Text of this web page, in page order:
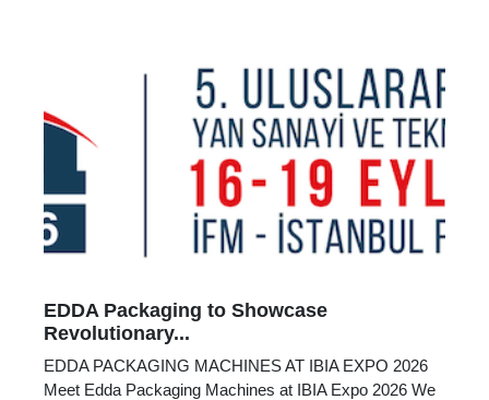
EDDA Packaging to Showcase
Revolutionary...
EDDA PACKAGING MACHINES AT IBIA EXPO 2026
Meet Edda Packaging Machines at IBIA Expo 2026 We